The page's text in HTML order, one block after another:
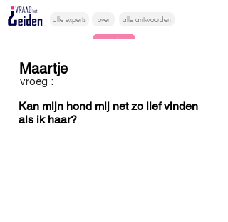
alle experts over alle antwoorden
vragen lessen
Maartje
vroeg :
Kan mijn hond mij net zo lief vinden
als ik haar?